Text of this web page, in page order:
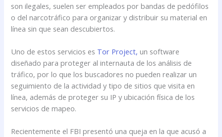
son ilegales, suelen ser empleados por bandas de pedófilos
o del narcotráfico para organizar y distribuir su material en
línea sin que sean descubiertos.
Uno de estos servicios es Tor Project, un software
diseñado para proteger al internauta de los análisis de
tráfico, por lo que los buscadores no pueden realizar un
seguimiento de la actividad y tipo de sitios que visita en
línea, además de proteger su IP y ubicación física de los
servicios de mapeo.
Recientemente el FBI presentó una queja en la que acusó a